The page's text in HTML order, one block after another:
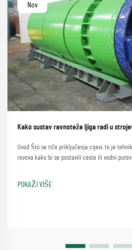
Nov
Kako sustav ravnoteže ljiga radi u
Uvod Što se tiče priključenja cijevi, to je
rovova kako bi se postavili ceste ili vodni
cijevi...
POKAŽI VIŠE